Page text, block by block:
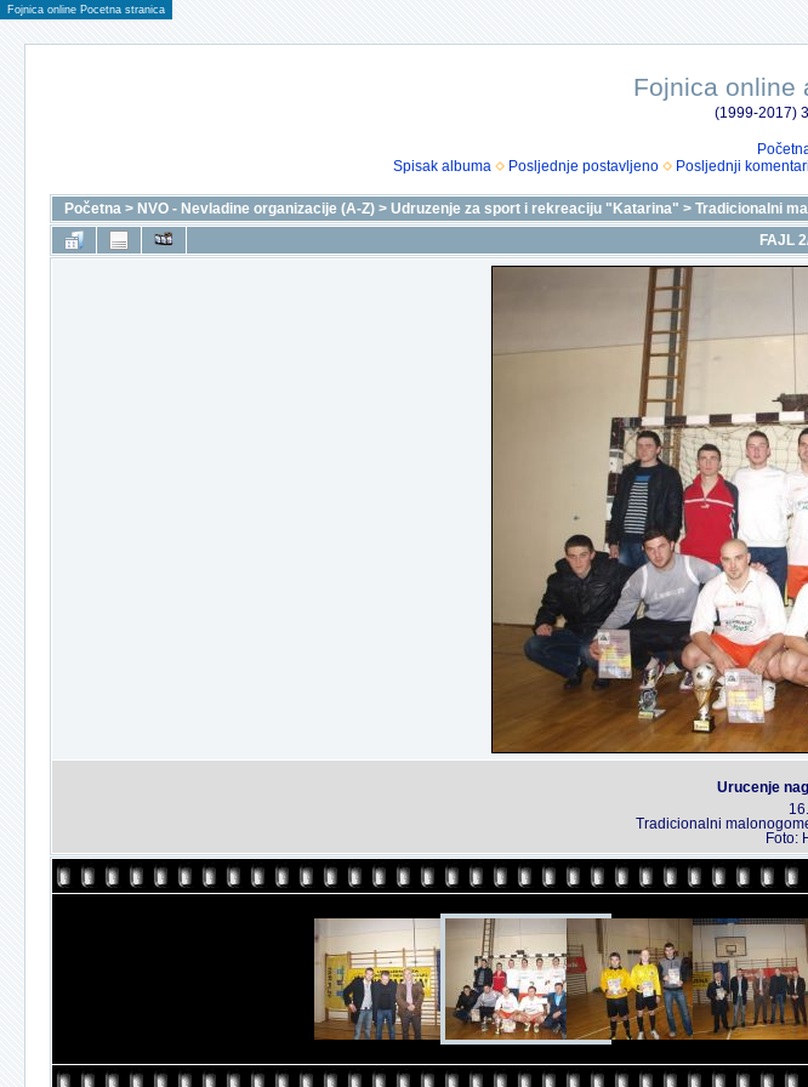
Fojnica online Pocetna stranica
Fojnica online
(1999-2017)
Spisak albuma
Posljednje postavljeno Posljednji komentari
Početna > NVO - Nevladine organizacije (A-Z) > Udruzenje za sport i rekreaciju "Katarina" > Tradicionalni
FAJL
Urucenje
Tradicionalni
Foto: